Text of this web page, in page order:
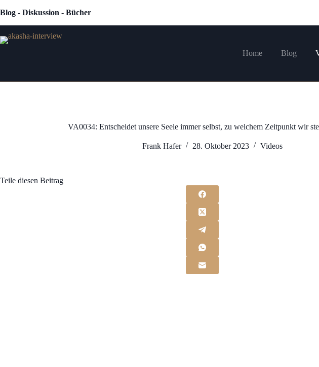
Inhalt
Blog - Diskussion - Bücher
Home Blog
VA0034: Entscheidet unsere Seele immer selbst, zu welchem Zeitpunkt wir
Frank Hafer 28. Oktober 2023 Videos
Teile diesen Beitrag